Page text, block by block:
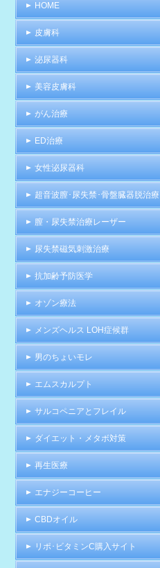
HOME
皮膚科
泌尿器科
美容皮膚科
がん治療
ED治療
女性泌尿器科
超音波膣･尿失禁･骨盤臓器脱治療
膣・尿失禁治療レーザー
尿失禁磁気刺激治療
抗加齢予防医学
オゾン療法
メンズヘルス LOH症候群
男のちょいモレ
エムスカルプト
サルコペニアとフレイル
ダイエット・メタボ対策
再生医療
エナジーコーヒー
CBDオイル
リポ･ビタミンC購入サイト